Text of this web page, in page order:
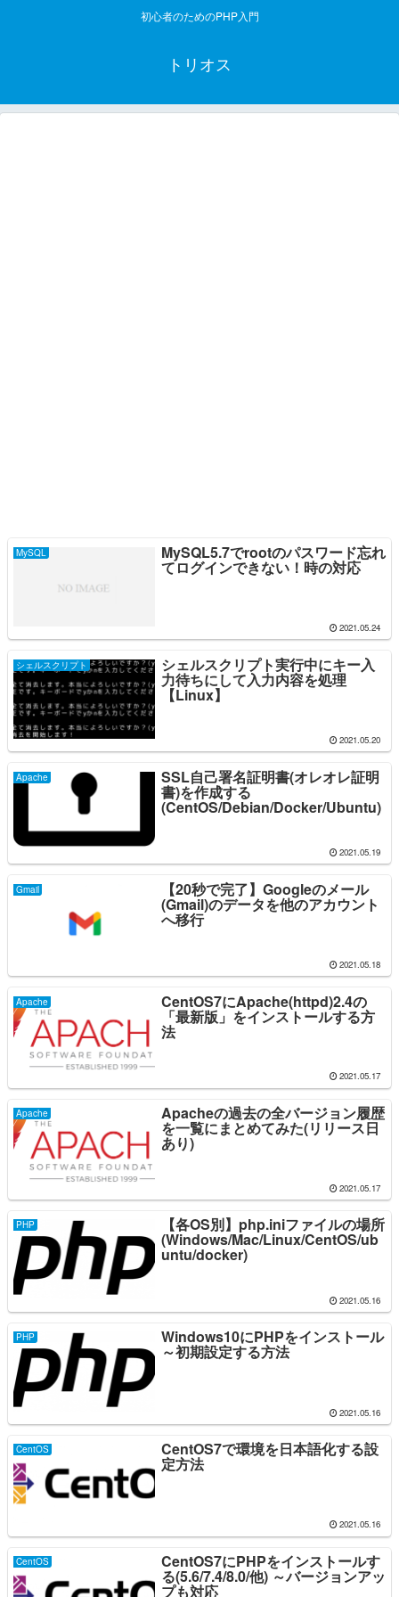
初心者のためのPHP入門
トリオス
MySQL MySQL5.7でrootのパスワード忘れ
てログインできない！時の対応
2021.05.24
シェルスクリプト シェルスクリプト実行中にキー入
力待ちにして入力内容を処理
【Linux】
2021.05.20
Apache SSL自己署名証明書(オレオレ証明
書)を作成する
(CentOS/Debian/Docker/Ubuntu)
2021.05.19
Gmail 【20秒で完了】Googleのメール
(Gmail)のデータを他のアカウント
へ移行
2021.05.18
Apache CentOS7にApache(httpd)2.4の
「最新版」をインストールする方
法
2021.05.17
Apache Apacheの過去の全バージョン履歴
を一覧にまとめてみた(リリース日
あり)
2021.05.17
PHP 【各OS別】php.iniファイルの場所
(Windows/Mac/Linux/CentOS/ub
untu/docker)
2021.05.16
PHP Windows10にPHPをインストール
～初期設定する方法
2021.05.16
CentOS CentOS7で環境を日本語化する設
定方法
2021.05.16
CentOS CentOS7にPHPをインストールす
る(5.6/7.4/8.0/他) ～バージョンアッ
プも対応